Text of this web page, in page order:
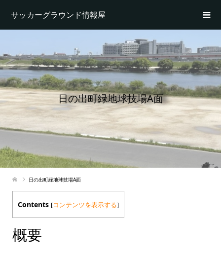
サッカーグラウンド情報屋
日の出町緑地球技場A面
日の出町緑地球技場A面
Contents [コンテンツを表示する]
概要